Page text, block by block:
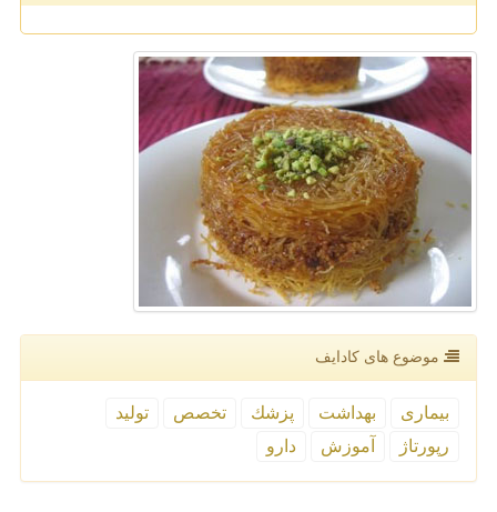
موضوع های كادایف
بیماری بهداشت پزشك تخصص
تولید
رپورتاژ
آموزش دارو